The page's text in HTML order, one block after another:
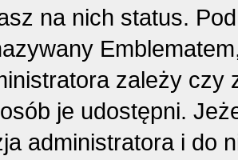
na nich status.
zależy czy
je udostępni.
administratora i do